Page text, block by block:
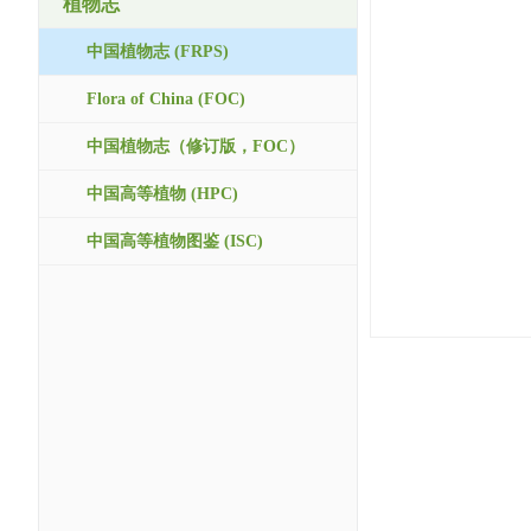
植物志
中国植物志 (FRPS)
Flora of China (FOC)
中国植物志（修订版，FOC）
中国高等植物 (HPC)
中国高等植物图鉴 (ISC)